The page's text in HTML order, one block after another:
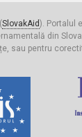
SlovakAid ). Portalul
din
sau pentru